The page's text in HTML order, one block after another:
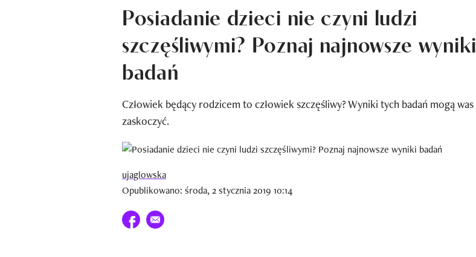
Posiadanie dzieci nie czyni ludzi
szczęśliwymi? Poznaj najnowsze wyniki
badań
Człowiek będący rodzicem to człowiek szczęśliwy? Wyniki tych badań mogą was
zaskoczyć.
ujaglowska
Opublikowano: środa, 2 stycznia 2019 10:14
Udostępnij na facebook
E-mail do przyjaciela